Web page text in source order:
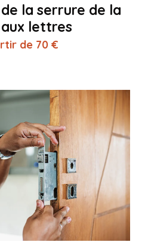
la serrure de la
lettres
de 70 €